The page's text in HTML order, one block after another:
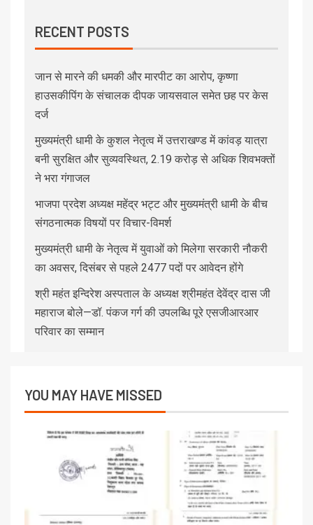
RECENT POSTS
जान से मारने की धमकी और मारपीट का आरोप, कृष्णा
हाउसकीपिंग के संचालक दीपक जायसवाल समेत छह पर केस
दर्ज
मुख्यमंत्री धामी के कुशल नेतृत्व में उत्तराखण्ड में कांवड़ यात्रा
बनी सुरक्षित और सुव्यवस्थित, 2.19 करोड़ से अधिक शिवभक्तों
ने भरा गंगाजल
भाजपा प्रदेश अध्यक्ष महेंद्र भट्ट और मुख्यमंत्री धामी के बीच
संगठनात्मक विषयों पर विचार-विमर्श
मुख्यमंत्री धामी के नेतृत्व में युवाओं को मिलेगा सरकारी नौकरी
का अवसर, दिसंबर से पहले 2477 पदों पर आवेदन होंगे
श्री महंत इन्दिरेश अस्पताल के अध्यक्ष श्रीमहंत देवेंद्र दास जी
महाराज बोले—डॉ. पंकज गर्ग की उपलब्धि पूरे एसजीआरआर
परिवार का सम्मान
YOU MAY HAVE MISSED